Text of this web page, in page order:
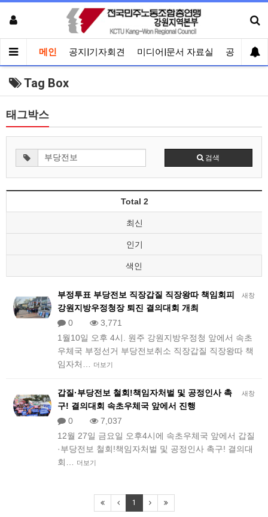
메인 공지|기자회견 미디어|문서 자료실 공유게시
Tag Box
태그박스
검색
Total 2
최신
인기
색인
새창
부정투표 부당전보 직장갑질 직장왕따 책임회피
강원지방우정청장 퇴진 결의대회 개최
0
3,771
1월10일 오후 4시. 원주 강원지방우정청 앞에서 속초
우체국 부정선거 부당전보취소 직장갑질 직장왕따 책
임자처…
더보기
새창
갑질·부당전보 철회!책임자처벌 및 공정인사 촉
구! 결의대회 속초우체국 앞에서 진행
0
7,037
12월 27일 금요일 오후4시에 속초우체국 앞에서 갑질
·부당전보 철회!책임자처벌 및 공정인사 촉구! 결의대
회…
더보기
1